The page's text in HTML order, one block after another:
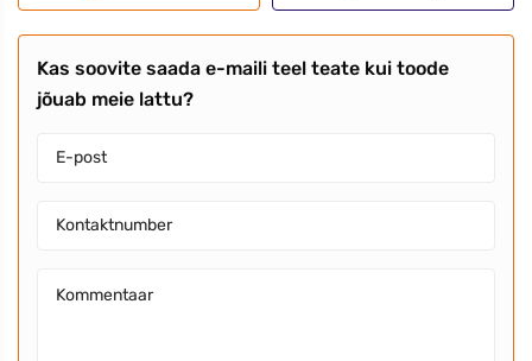
Kas soovite saada e-maili teel teate kui toode
jõuab meie lattu?